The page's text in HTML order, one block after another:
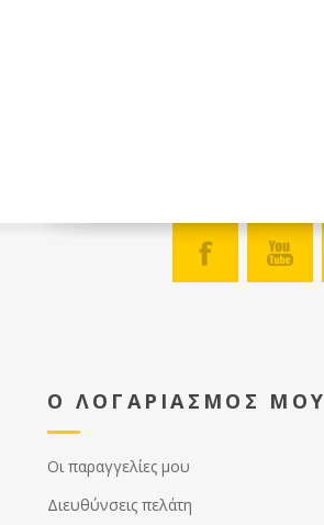
Ο ΛΟΓΑΡΙΑΣΜΟΣ ΜΟΥ
Οι παραγγελίες μου
Διευθύνσεις πελάτη